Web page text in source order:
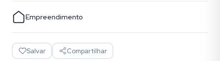
Empreendimento
Salvar Compartilhar